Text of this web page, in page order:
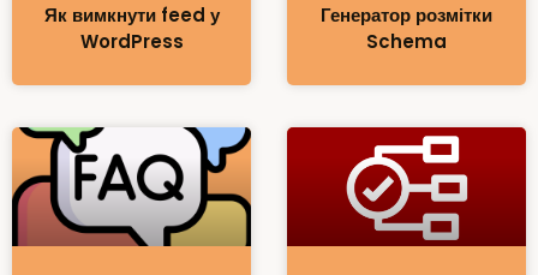
Як вимкнути feed у
WordPress
Генератор розмітки
Schema